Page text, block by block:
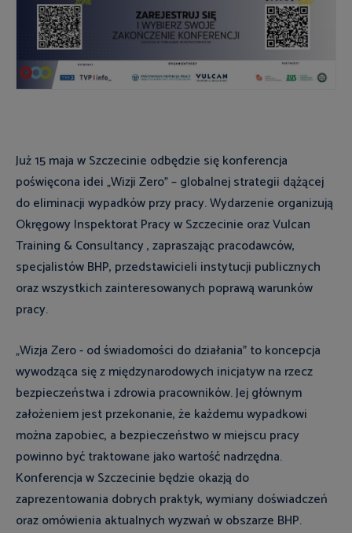
Już 15 maja w Szczecinie odbędzie się konferencja
poświęcona idei „Wizji Zero” – globalnej strategii dążącej
do eliminacji wypadków przy pracy. Wydarzenie organizują
Okręgowy Inspektorat Pracy w Szczecinie oraz Vulcan
Training & Consultancy , zapraszając pracodawców,
specjalistów BHP, przedstawicieli instytucji publicznych
oraz wszystkich zainteresowanych poprawą warunków
pracy.
„Wizja Zero - od świadomości do działania” to koncepcja
wywodząca się z międzynarodowych inicjatyw na rzecz
bezpieczeństwa i zdrowia pracowników. Jej głównym
założeniem jest przekonanie, że każdemu wypadkowi
można zapobiec, a bezpieczeństwo w miejscu pracy
powinno być traktowane jako wartość nadrzędna.
Konferencja w Szczecinie będzie okazją do
zaprezentowania dobrych praktyk, wymiany doświadczeń
oraz omówienia aktualnych wyzwań w obszarze BHP.